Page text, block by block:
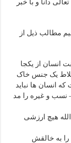
دانا و با خبر
مطالب ذیل از
انسان از یکجا
یک جنس خاک
انسان ها نباید
نسب و غیره را مد
هیچ ارزشی
را به خالقش